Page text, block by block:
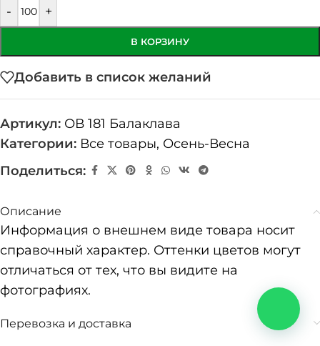
- +
В КОРЗИНУ
Добавить в список желаний
Артикул: ОВ 181 Балаклава
Категории: Все товары, Осень-Весна
Поделиться:
Описание
Информация о внешнем виде товара носит
справочный характер. Оттенки цветов могут
отличаться от тех, что вы видите на
фотографиях.
Перевозка и доставка